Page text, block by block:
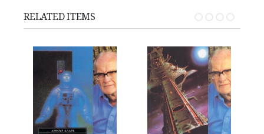
RELATED ITEMS